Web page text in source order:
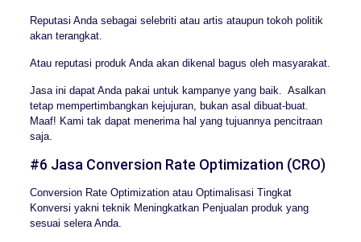
Reputasi Anda sebagai selebriti atau artis ataupun tokoh politik
akan terangkat.
Atau reputasi produk Anda akan dikenal bagus oleh masyarakat.
Jasa ini dapat Anda pakai untuk kampanye yang baik. Asalkan
tetap mempertimbangkan kejujuran, bukan asal dibuat-buat.
Maaf! Kami tak dapat menerima hal yang tujuannya pencitraan
saja.
#6 Jasa Conversion Rate Optimization (CRO)
Conversion Rate Optimization atau Optimalisasi Tingkat
Konversi yakni teknik Meningkatkan Penjualan produk yang
sesuai selera Anda.